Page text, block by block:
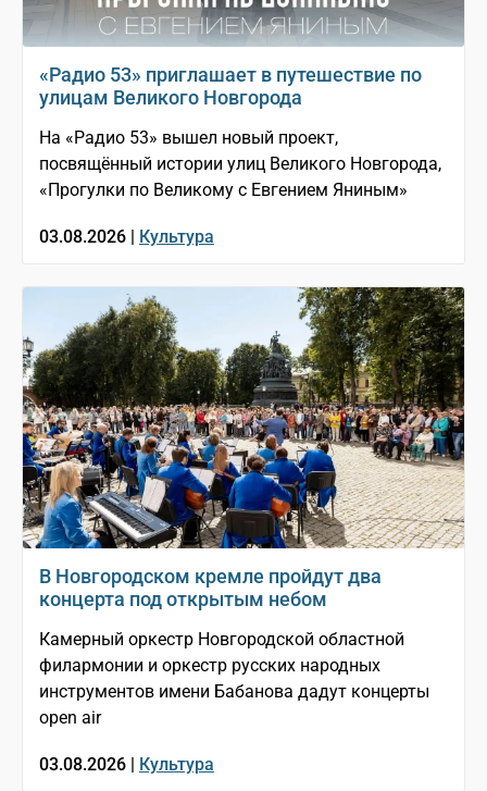
«Радио 53» приглашает в путешествие по
улицам Великого Новгорода
На «Радио 53» вышел новый проект,
посвящённый истории улиц Великого Новгорода,
«Прогулки по Великому с Евгением Яниным»
03.08.2026 | Культура
В Новгородском кремле пройдут два
концерта под открытым небом
Камерный оркестр Новгородской областной
филармонии и оркестр русских народных
инструментов имени Бабанова дадут концерты
open air
03.08.2026 | Культура